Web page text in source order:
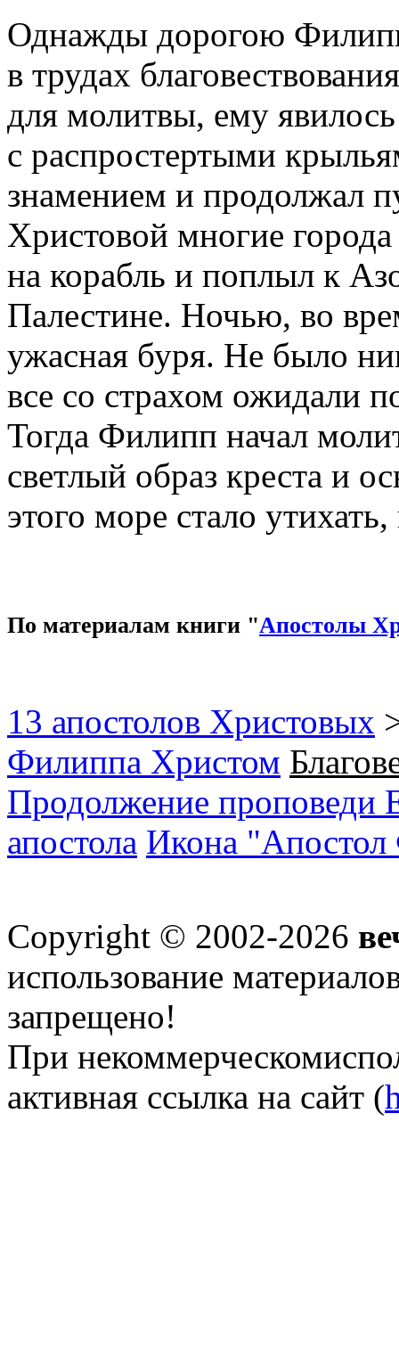
Однажды дорогою
в трудах
для молитвы, ему
с распростертыми
знамением и продолжал
Христовой многие
на корабль и поплыл к
Палестине. Ночью, во
ужасная буря. Не было
все со страхом ожидали
Тогда Филипп начал
светлый образ креста и
этого море стало
По материалам книги "Апостолы
13 апостолов Христовых
Филиппа Христом
Продолжение проповеди
апостола Икона
Copyright © 2002-2026
использование
запрещено!
При
активная ссылка на сайт (